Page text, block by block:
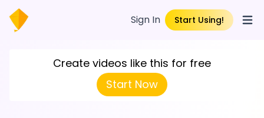
Sign In Start Using!
Create videos like this for free
Start Now